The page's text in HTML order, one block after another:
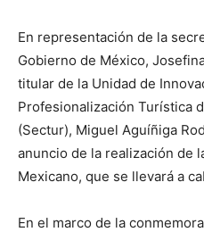
En representación de la
Gobierno de México,
titular de la Unidad de
Profesionalización Turística
(Sectur), Miguel Aguíñiga
anuncio de la realización de
Mexicano, que se llevará a
En el marco de la